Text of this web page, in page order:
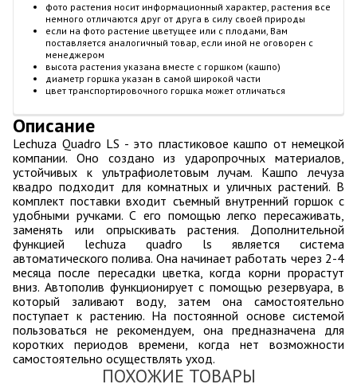
фото растения носит информационный характер, растения все
немного отличаются друг от друга в силу своей природы
если на фото растение цветущее или с плодами, Вам
поставляется аналогичный товар, если иной не оговорен с
менеджером
высота растения указана вместе с горшком (кашпо)
диаметр горшка указан в самой широкой части
цвет транспортировочного горшка может отличаться
Описание
Lechuza Quadro LS - это пластиковое кашпо от немецкой
компании. Оно создано из ударопрочных материалов,
устойчивых к ультрафиолетовым лучам. Кашпо лечуза
квадро подходит для комнатных и уличных растений. В
комплект поставки входит съемный внутренний горшок с
удобными ручками. С его помощью легко пересаживать,
заменять или опрыскивать растения. Дополнительной
функцией lechuza quadro ls является система
автоматического полива. Она начинает работать через 2-4
месяца после пересадки цветка, когда корни прорастут
вниз. Автополив функционирует с помощью резервуара, в
который заливают воду, затем она самостоятельно
поступает к растению. На постоянной основе системой
пользоваться не рекомендуем, она предназначена для
коротких периодов времени, когда нет возможности
самостоятельно осуществлять уход.
ПОХОЖИЕ ТОВАРЫ